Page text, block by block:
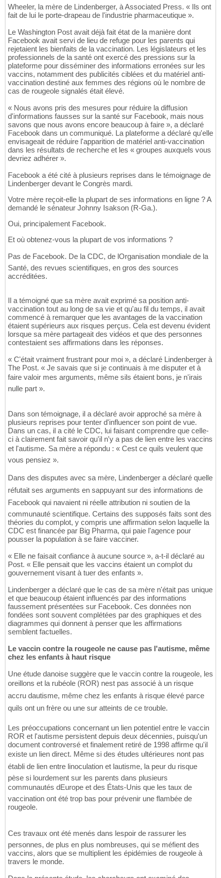
Wheeler, la mère de Lindenberger, à Associated Press. « Ils ont
fait de lui le porte-drapeau de l'industrie pharmaceutique ».
Le Washington Post avait déjà fait état de la manière dont
Facebook avait servi de lieu de refuge pour les parents qui
rejetaient les bienfaits de la vaccination. Les législateurs et les
professionnels de la santé ont exercé des pressions sur la
plateforme pour disséminer des informations erronées sur les
vaccins, notamment des publicités ciblées et du matériel anti-
vaccination destiné aux femmes des régions où le nombre de
cas de rougeole signalés était élevé.
« Nous avons pris des mesures pour réduire la diffusion
d'informations fausses sur la santé sur Facebook, mais nous
savons que nous avons encore beaucoup à faire », a déclaré
Facebook dans un communiqué. La plateforme a déclaré qu'elle
envisageait de réduire l'apparition de matériel anti-vaccination
dans les résultats de recherche et les « groupes auxquels vous
devriez adhérer ».
Facebook a été cité à plusieurs reprises dans le témoignage de
Lindenberger devant le Congrès mardi.
Votre mère reçoit-elle la plupart de ses informations en ligne ? A
demandé le sénateur Johnny Isakson (R-Ga.).
Oui, principalement Facebook.
Et où obtenez-vous la plupart de vos informations ?
Pas de Facebook. De la CDC, de lOrganisation mondiale de la
Santé, des revues scientifiques, en gros des sources
accréditées.
Il a témoigné que sa mère avait exprimé sa position anti-
vaccination tout au long de sa vie et qu'au fil du temps, il avait
commencé à remarquer que les avantages de la vaccination
étaient supérieurs aux risques perçus. Cela est devenu évident
lorsque sa mère partageait des vidéos et que des personnes
contestaient ses affirmations dans les réponses.
« C'était vraiment frustrant pour moi », a déclaré Lindenberger à
The Post. « Je savais que si je continuais à me disputer et à
faire valoir mes arguments, même sils étaient bons, je n'irais
nulle part ».
Dans son témoignage, il a déclaré avoir approché sa mère à
plusieurs reprises pour tenter d'influencer son point de vue.
Dans un cas, il a cité le CDC, lui faisant comprendre que celle-
ci à clairement fait savoir qu'il n'y a pas de lien entre les vaccins
et l'autisme. Sa mère a répondu : « Cest ce quils veulent que
vous pensiez ».
Dans des disputes avec sa mère, Lindenberger a déclaré quelle
réfutait ses arguments en sappuyant sur des informations de
Facebook qui navaient ni réelle attribution ni soutien de la
communauté scientifique. Certains des supposés faits sont des
théories du complot, y compris une affirmation selon laquelle la
CDC est financée par Big Pharma, qui paie l'agence pour
pousser la population à se faire vacciner.
« Elle ne faisait confiance à aucune source », a-t-il déclaré au
Post. « Elle pensait que les vaccins étaient un complot du
gouvernement visant à tuer des enfants ».
Lindenberger a déclaré que le cas de sa mère n'était pas unique
et que beaucoup étaient influencés par des informations
faussement présentées sur Facebook. Ces données non
fondées sont souvent complétées par des graphiques et des
diagrammes qui donnent à penser que les affirmations
semblent factuelles.
Le vaccin contre la rougeole ne cause pas l'autisme, même
chez les enfants à haut risque
Une étude danoise suggère que le vaccin contre la rougeole, les
oreillons et la rubéole (ROR) nest pas associé à un risque
accru dautisme, même chez les enfants à risque élevé parce
quils ont un frère ou une sur atteints de ce trouble.
Les préoccupations concernant un lien potentiel entre le vaccin
ROR et l'autisme persistent depuis deux décennies, puisqu'un
document controversé et finalement retiré de 1998 affirme qu'il
existe un lien direct. Même si des études ultérieures nont pas
établi de lien entre linoculation et lautisme, la peur du risque
pèse si lourdement sur les parents dans plusieurs
communautés dEurope et des États-Unis que les taux de
vaccination ont été trop bas pour prévenir une flambée de
rougeole.
Ces travaux ont été menés dans lespoir de rassurer les
personnes, de plus en plus nombreuses, qui se méfient des
vaccins, alors que se multiplient les épidémies de rougeole à
travers le monde.